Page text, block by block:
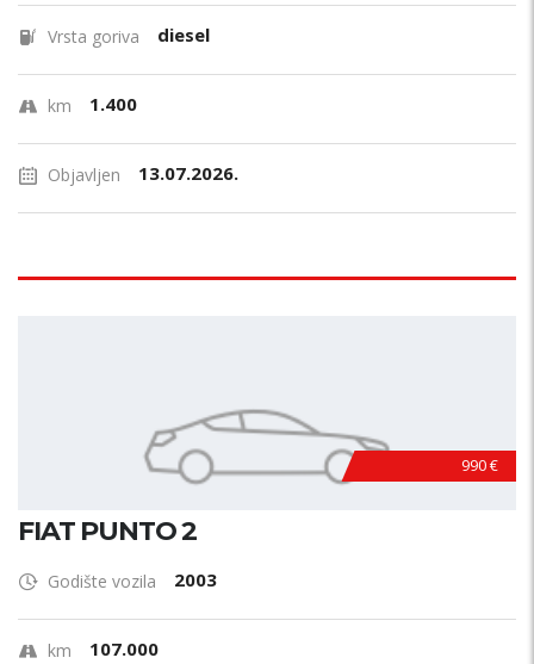
Vrsta goriva diesel
km 1.400
Objavljen 13.07.2026.
990 €
FIAT PUNTO 2
Godište vozila 2003
km 107.000